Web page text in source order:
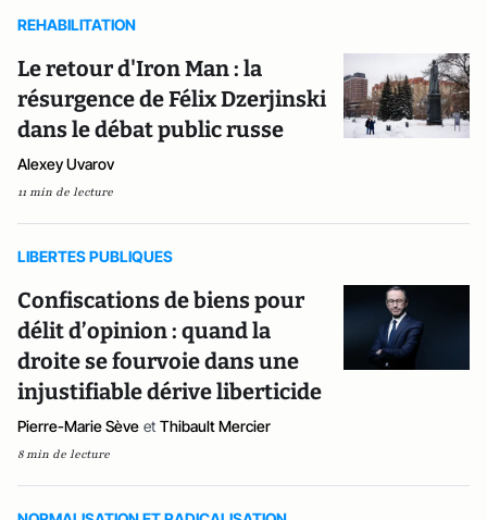
REHABILITATION
Le retour d'Iron Man : la
résurgence de Félix Dzerjinski
dans le débat public russe
Alexey Uvarov
11 min de lecture
LIBERTES PUBLIQUES
Confiscations de biens pour
délit d’opinion : quand la
droite se fourvoie dans une
injustifiable dérive liberticide
Pierre-Marie Sève et Thibault Mercier
8 min de lecture